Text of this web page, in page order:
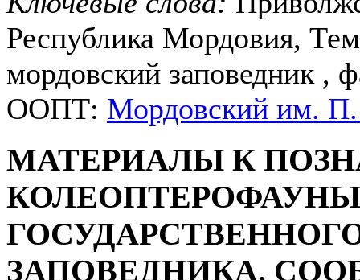
Республика Мордовия,
мордовский заповедник ,
ООПТ: Мордовский им.
МАТЕРИАЛЫ К
ЗАПОВЕДНИКА.